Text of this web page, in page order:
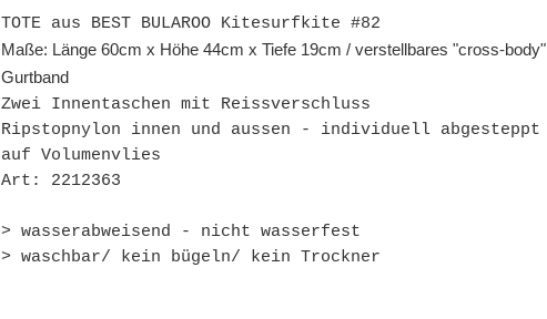
TOTE aus BEST BULAROO Kitesurfkite #82
Maße: Länge 60cm x Höhe 44cm x Tiefe 19cm / verstellbares "cross-body"
Gurtband
Zwei Innentaschen mit Reissverschluss
Ripstopnylon innen und aussen - individuell abgesteppt
auf Volumenvlies
Art: 2212363
> wasserabweisend - nicht wasserfest
> waschbar/ kein bügeln/ kein Trockner